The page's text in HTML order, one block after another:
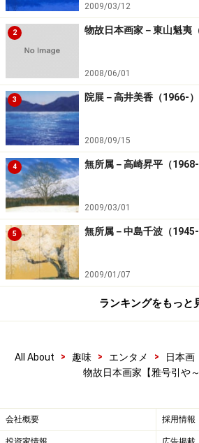
2009/03/12
2 物故日本画家－東山魁夷
2008/06/01
3 院展－高井美香（1966-）
2008/09/15
4 無所属－高崎昇平（1968-
2009/03/01
5 無所属－中島千波（1945-
2009/01/07
ランキングをもっと
All About > 趣味 > エンタメ > 日本画
物故日本画家【雅号引や～
会社概要 採用情報